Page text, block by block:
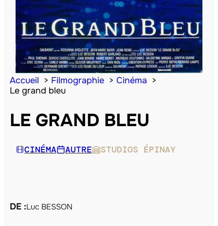
Accueil Filmographie
Cinéma
Le grand bleu
LE GRAND BLEU
CINÉMA AUTRE STUDIOS ÉPINAY
DE :Luc BESSON